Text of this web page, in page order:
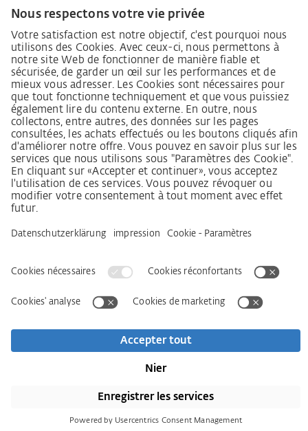
Lieferkettensorgfaltspflichtengesetz
Lieferantenkodex
Grundsatzerklärung Menschenrechtsstrategie
Beschwerdeverfahren
Mentions légales
CGV
Déclaration relative à la protection des données
Informations sur l’accessibilité
Newsletter